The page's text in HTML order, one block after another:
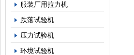
服装厂用拉力机
跌落试验机
压力试验机
环境试验机